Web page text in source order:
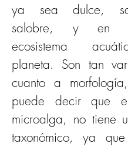
ya sea dulce,
salobre, y en
ecosistema
planeta. Son tan
cuanto a
puede decir que
microalga, no tiene
taxonómico, ya